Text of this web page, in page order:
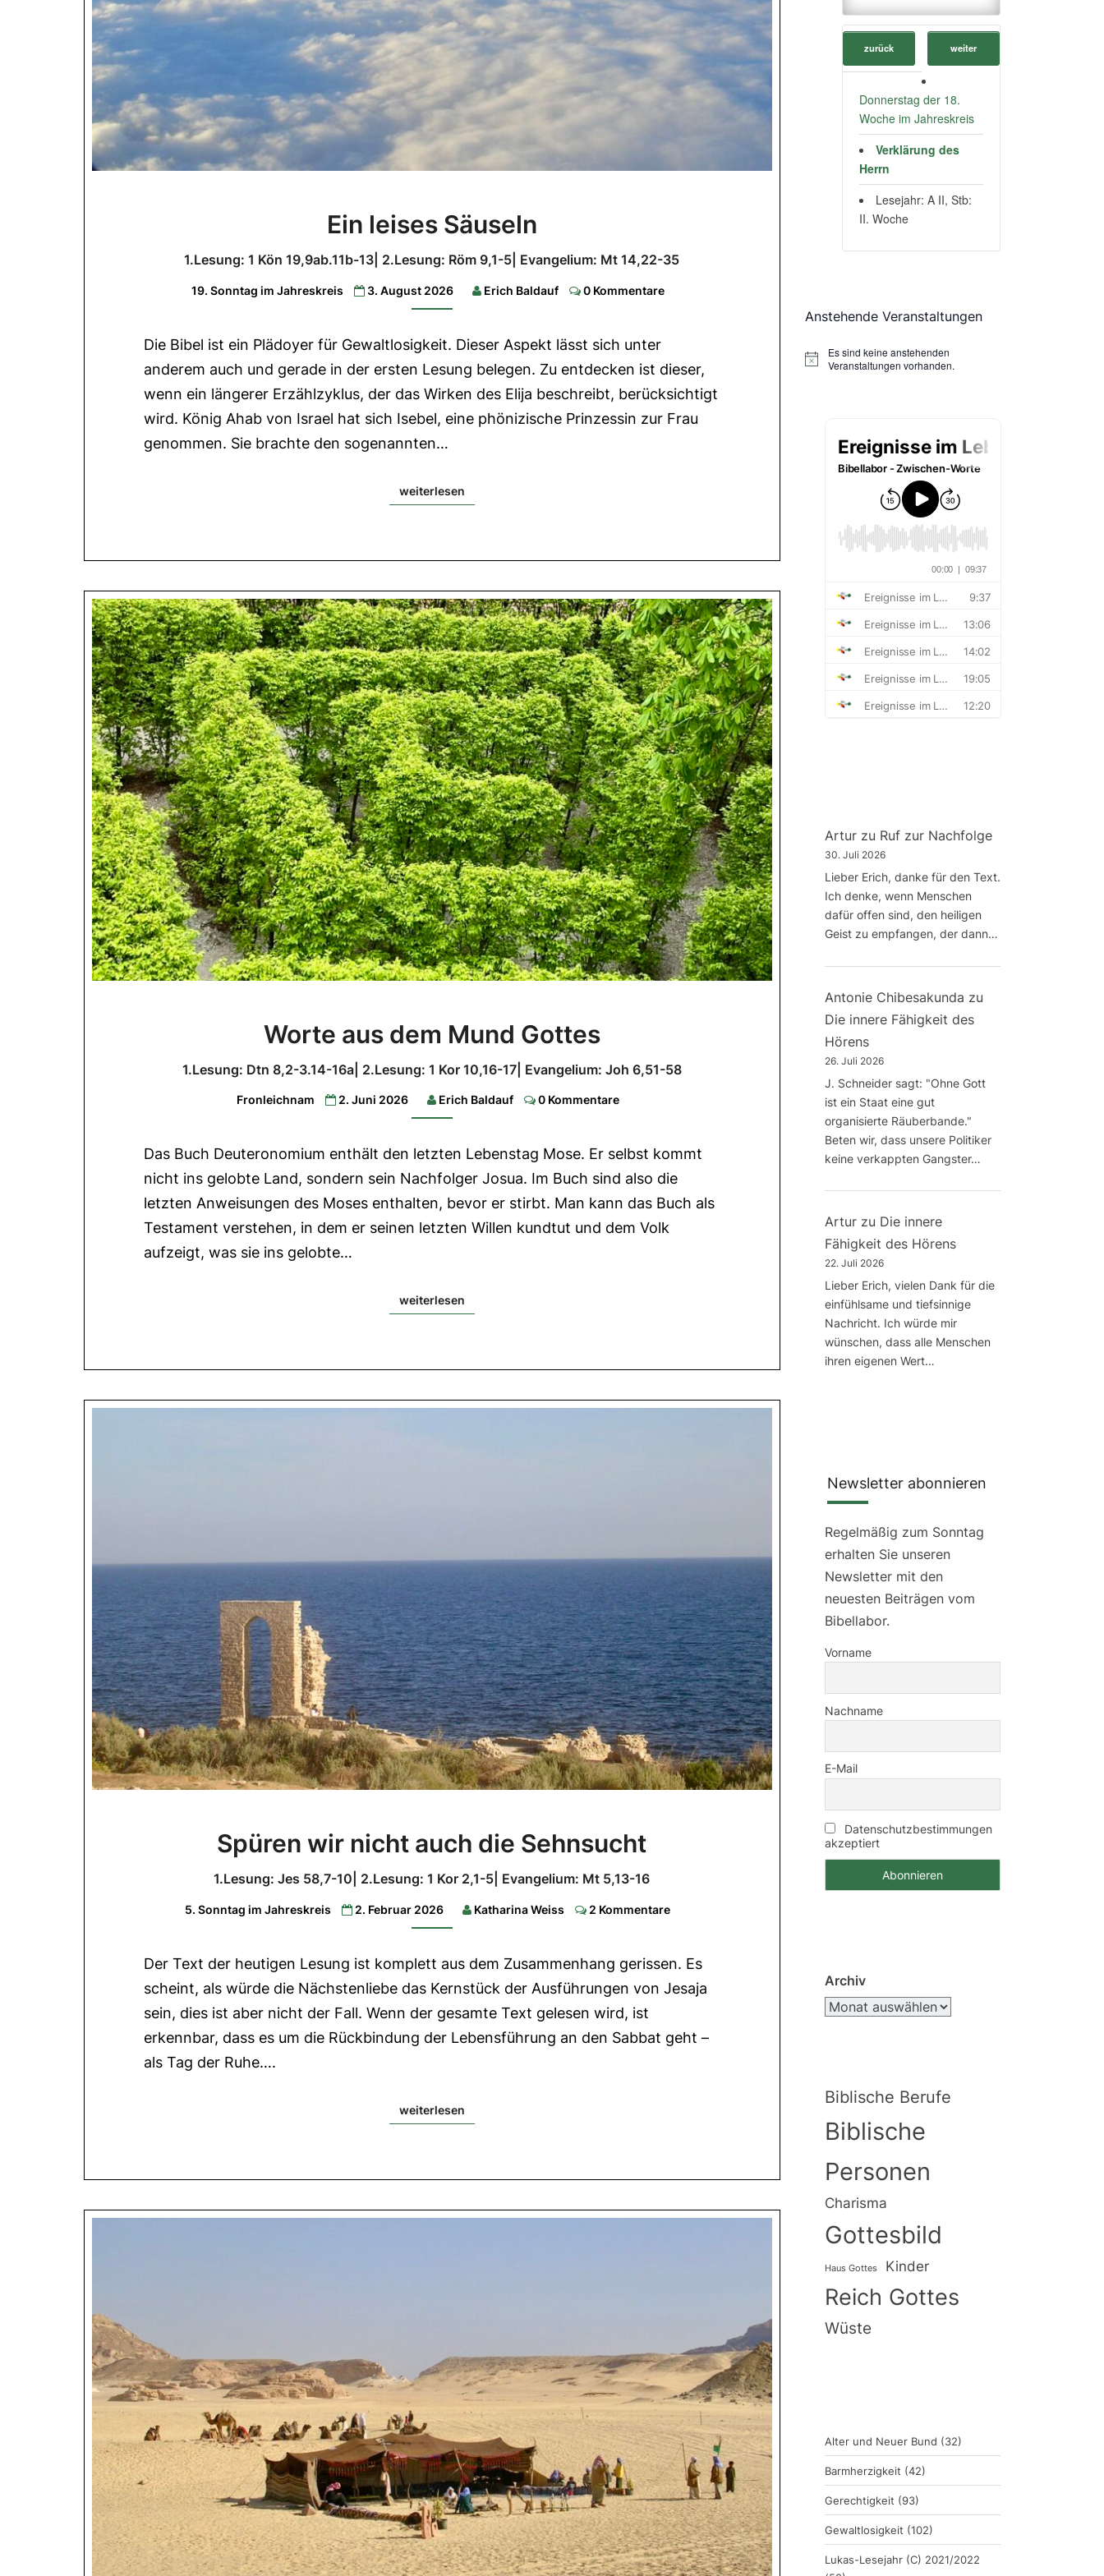
leises
Säuseln
1
Kön
2.Lesung:
9,1-
Evangelium:
Mt
14,22-
Ein leises Säuseln
1.Lesung: 1 Kön 19,9ab.11b-13| 2.Lesung: Röm 9,1-5| Evangelium: Mt 14,22-35
19. Sonntag im Jahreskreis 3. August 2026 Erich Baldauf Comments
0 Kommentare
Die Bibel ist ein Plädoyer für Gewaltlosigkeit. Dieser Aspekt lässt sich unter
anderem auch und gerade in der ersten Lesung belegen. Zu entdecken ist dieser,
wenn ein längerer Erzählzyklus, der das Wirken des Elija beschreibt, berücksichtigt
wird. König Ahab von Israel hat sich Isebel, eine phönizische Prinzessin zur Frau
genommen. Sie brachte den sogenannten…
weiterlesenweiterlesen
aus
dem
Dtn
3.14-
2.Lesung:
Kor
6,51-
Worte aus dem Mund Gottes
1.Lesung: Dtn 8,2-3.14-16a| 2.Lesung: 1 Kor 10,16-17| Evangelium: Joh 6,51-58
Fronleichnam 2. Juni 2026 Erich Baldauf Comments
0 Kommentare
Das Buch Deuteronomium enthält den letzten Lebenstag Mose. Er selbst kommt
nicht ins gelobte Land, sondern sein Nachfolger Josua. Im Buch sind also die
letzten Anweisungen des Moses enthalten, bevor er stirbt. Man kann das Buch als
Testament verstehen, in dem er seinen letzten Willen kundtut und dem Volk
aufzeigt, was sie ins gelobte…
weiterlesenweiterlesen
wir
nicht
Jes
10|
1
Mt
5,13-
Spüren wir nicht auch die Sehnsucht
1.Lesung: Jes 58,7-10| 2.Lesung: 1 Kor 2,1-5| Evangelium: Mt 5,13-16
5. Sonntag im Jahreskreis 2. Februar 2026 Katharina Weiss Comments
2 Kommentare
Der Text der heutigen Lesung ist komplett aus dem Zusammenhang gerissen. Es
scheint, als würde die Nächstenliebe das Kernstück der Ausführungen von Jesaja
sein, dies ist aber nicht der Fall. Wenn der gesamte Text gelesen wird, ist
erkennbar, dass es um die Rückbindung der Lebensführung an den Sabbat geht –
als Tag der Ruhe….
weiterlesenweiterlesen
zurück weiter
Donnerstag der 18.
Woche im Jahreskreis
Verklärung des
Herrn
Lesejahr: A II, Stb:
II. Woche
Anstehende Veranstaltungen
Hinweis
Es sind keine anstehenden
Veranstaltungen vorhanden.
Arturzu Ruf zur Nachfolge
30. Juli 2026
Lieber Erich, danke für den Text.
Ich denke, wenn Menschen
dafür offen sind, den heiligen
Geist zu empfangen, der dann…
Antonie Chibesakunda zu
Die innere Fähigkeit des
Hörens
26. Juli 2026
J. Schneider sagt: "Ohne Gott
ist ein Staat eine gut
organisierte Räuberbande."
Beten wir, dass unsere Politiker
keine verkappten Gangster…
Arturzu Die innere
Fähigkeit des Hörens
22. Juli 2026
Lieber Erich, vielen Dank für die
einfühlsame und tiefsinnige
Nachricht. Ich würde mir
wünschen, dass alle Menschen
ihren eigenen Wert…
Newsletter abonnieren
Regelmäßig zum Sonntag
erhalten Sie unseren
Newsletter mit den
neuesten Beiträgen vom
Bibellabor.
Vorname
Nachname
E-Mail
Datenschutzbestimmungen
akzeptiert
Archiv
Biblische Berufe
Biblische
Personen
Charisma
Gottesbild
Haus Gottes Kinder
Reich Gottes
Wüste
Alter und Neuer Bund (32)
Barmherzigkeit (42)
Gerechtigkeit (93)
Gewaltlosigkeit (102)
Lukas-Lesejahr (C) 2021/2022